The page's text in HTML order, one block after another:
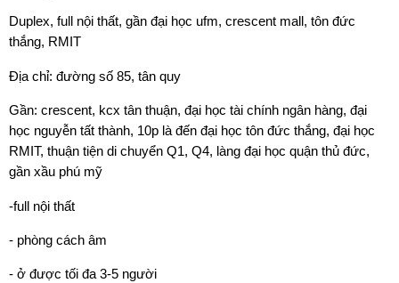
Duplex, full nội thất, gần đại học ufm, crescent mall, tôn đức
thắng, RMIT
Địa chỉ: đường số 85, tân quy
Gần: crescent, kcx tân thuận, đại học tài chính ngân hàng, đại
học nguyễn tất thành, 10p là đến đại học tôn đức thắng, đại học
RMIT, thuận tiện di chuyển Q1, Q4, làng đại học quận thủ đức,
gần xầu phú mỹ
-full nội thất
- phòng cách âm
- ở được tối đa 3-5 người